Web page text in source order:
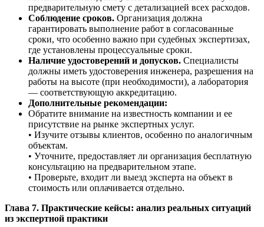
предварительную смету с детализацией всех расходов.
Соблюдение сроков. Организация должна
гарантировать выполнение работ в согласованные
сроки, что особенно важно при судебных экспертизах,
где установлены процессуальные сроки.
Наличие удостоверений и допусков. Специалисты
должны иметь удостоверения инженера, разрешения на
работы на высоте (при необходимости), а лаборатория
— соответствующую аккредитацию.
Дополнительные рекомендации:
Обратите внимание на известность компании и ее
присутствие на рынке экспертных услуг.
• Изучите отзывы клиентов, особенно по аналогичным
объектам.
• Уточните, предоставляет ли организация бесплатную
консультацию на предварительном этапе.
• Проверьте, входит ли выезд эксперта на объект в
стоимость или оплачивается отдельно.
Глава 7. Практические кейсы: анализ реальных ситуаций
из экспертной практики